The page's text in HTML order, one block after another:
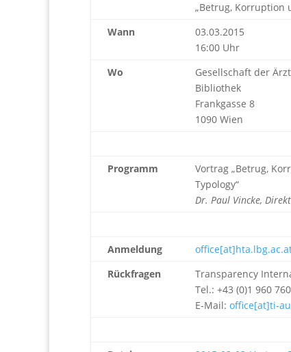
„Betrug, Korruption
Wann
03.03.2015
16:00 Uhr
Wo
Gesellschaft der
Bibliothek
Frankgasse 8
1090 Wien
Programm
Vortrag „Betrug,
Typology“
Dr. Paul Vincke,
Anmeldung
Rückfragen
Transparency
Tel.: +43 (0)1 960 760
E-Mail: office[at]ti-